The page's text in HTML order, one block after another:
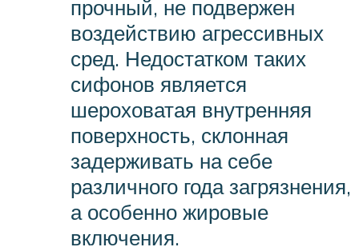
прочный, не подвержен
воздействию агрессивных
сред. Недостатком таких
сифонов является
шероховатая внутренняя
поверхность, склонная
задерживать на себе
различного года загрязнения,
а особенно жировые
включения.